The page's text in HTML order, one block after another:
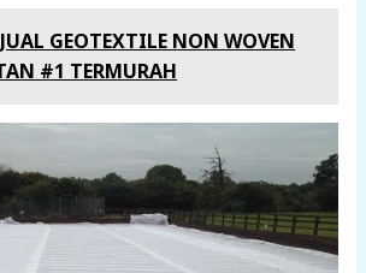
JUAL GEOTEXTILE NON WOVEN
#1 TERMURAH